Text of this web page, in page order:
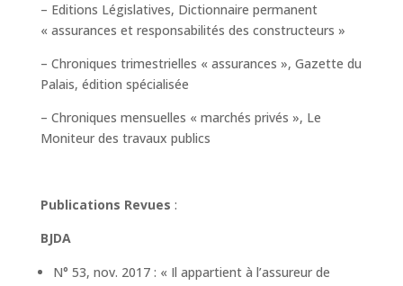
– Editions Législatives, Dictionnaire permanent
« assurances et responsabilités des constructeurs »
– Chroniques trimestrielles « assurances », Gazette du
Palais, édition spécialisée
– Chroniques mensuelles « marchés privés », Le
Moniteur des travaux publics
Publications Revues :
BJDA
N° 53, nov. 2017 : « Il appartient à l’assureur de